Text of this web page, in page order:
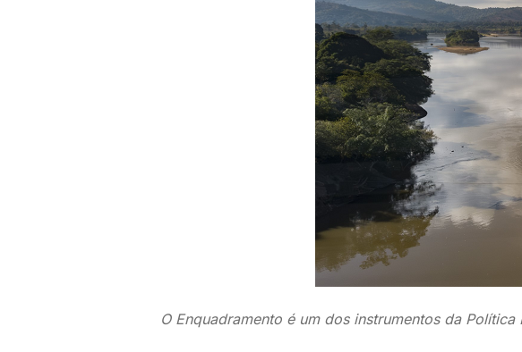
O Enquadramento é um dos instrumentos da